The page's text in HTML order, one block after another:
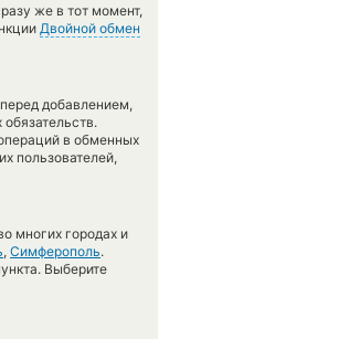
же в тот момент,
Двойной обмен
добавлением,
в обменных
пользователей,
многих городах и
, Симферополь.
Выберите